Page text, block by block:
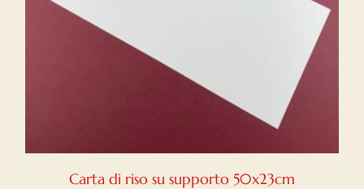
Carta di riso su supporto 50x23cm